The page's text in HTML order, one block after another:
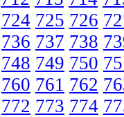
724 725 726
736 737 738
748 749 750
760 761 762
772 773 774